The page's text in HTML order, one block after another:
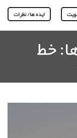
ایده ها/ نظرات
خط